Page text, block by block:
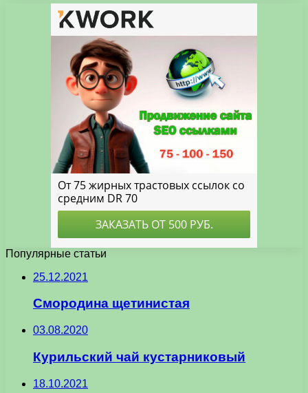
Популярные статьи
25.12.2021
Смородина щетинистая
03.08.2020
Курильский чай кустарниковый
18.10.2021